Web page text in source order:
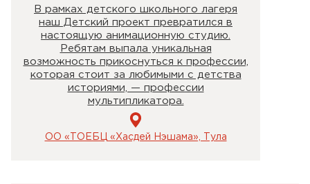
В рамках детского школьного лагеря
наш Детский проект превратился в
настоящую анимационную студию.
Ребятам выпала уникальная
возможность прикоснуться к профессии,
которая стоит за любимыми с детства
историями, — профессии
мультипликатора.
ОО «ТОЕБЦ «Хасдей Нэшама», Тула